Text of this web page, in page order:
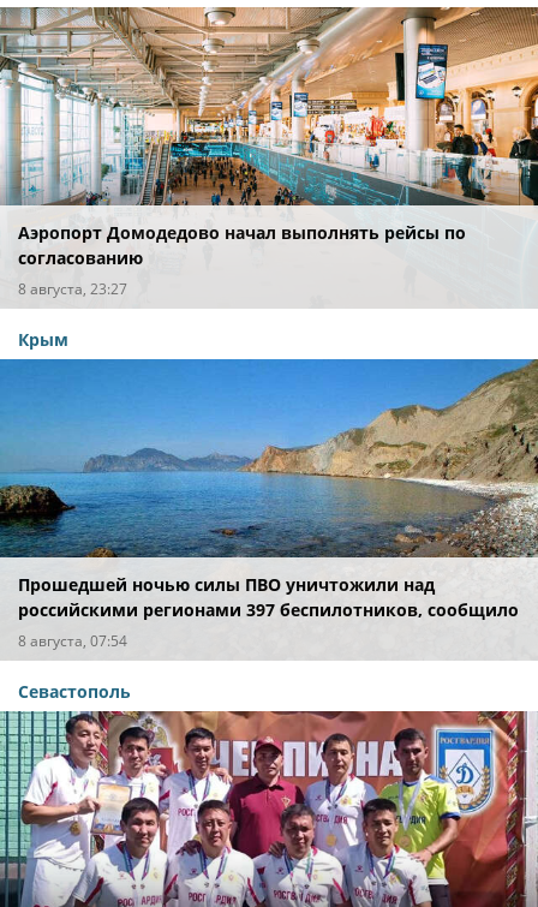
Аэропорт Домодедово начал выполнять рейсы по
согласованию
8 августа, 23:27
Крым
Прошедшей ночью силы ПВО уничтожили над
российскими регионами 397 беспилотников, сообщило
Минобороны
8 августа, 07:54
Севастополь